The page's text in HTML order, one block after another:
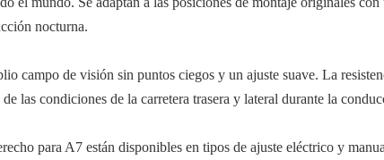
nocturna.
campo de visión sin puntos ciegos y un ajuste suave. La
las condiciones de la carretera trasera y lateral durante la
para A7 están disponibles en tipos de ajuste eléctrico y